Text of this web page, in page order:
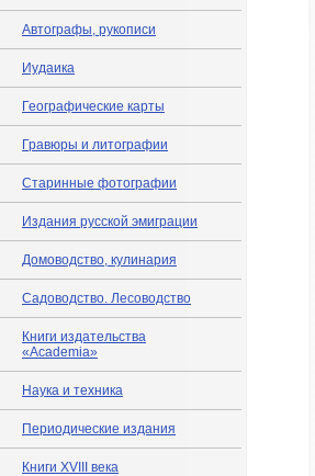
Автографы, рукописи
Иудаика
Географические карты
Гравюры и литографии
Старинные фотографии
Издания русской эмиграции
Домоводство, кулинария
Садоводство. Лесоводство
Книги издательства
«Academia»
Наука и техника
Периодические издания
Книги XVIII века